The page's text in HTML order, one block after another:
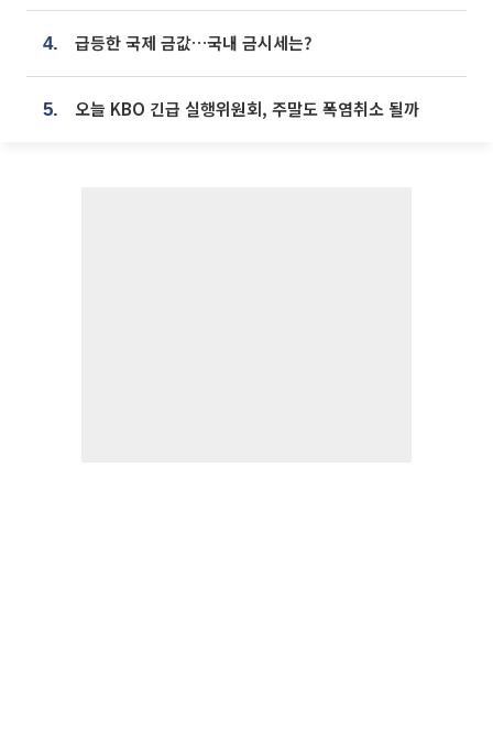
4. 급등한 국제 금값…국내 금시세는?
5. 오늘 KBO 긴급 실행위원회, 주말도 폭염취소 될까